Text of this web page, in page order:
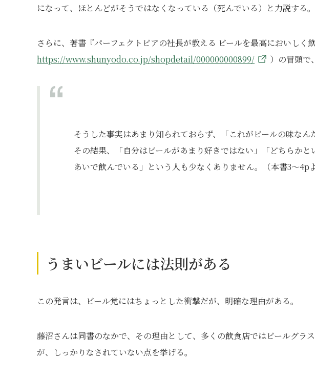
になって、ほとんどがそうではなくなっている（死んでいる）と力説する。
さらに、著書『パーフェクトビアの社長が教える ビールを最高においしく
https://www.shunyodo.co.jp/shopdetail/000000000899/
）の冒頭で
そうした事実はあまり知られておらず、「これがビールの味なん
その結果、「自分はビールがあまり好きではない」「どちらか
あいで飲んでいる」という人も少なくありません。（本書3～4p
うまいビールには法則がある
この発言は、ビール党にはちょっとした衝撃だが、明確な理由がある。
藤沼さんは同書のなかで、その理由として、多くの飲食店ではビールグラ
が、しっかりなされていない点を挙げる。